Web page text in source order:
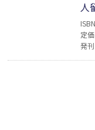
人
カ
る
定
発